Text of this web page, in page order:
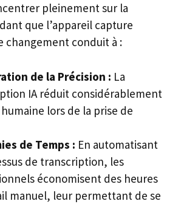
pleinement sur la
que l’appareil capture
changement conduit à :
de la Précision : La
IA réduit considérablement
lors de la prise de
de Temps : En automatisant
de transcription, les
économisent des heures
manuel, leur permettant de se